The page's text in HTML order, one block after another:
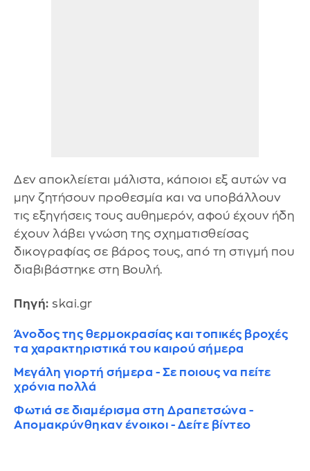
Δεν αποκλείεται μάλιστα, κάποιοι εξ αυτών να
μην ζητήσουν προθεσμία και να υποβάλλουν
τις εξηγήσεις τους αυθημερόν, αφού έχουν ήδη
έχουν λάβει γνώση της σχηματισθείσας
δικογραφίας σε βάρος τους, από τη στιγμή που
διαβιβάστηκε στη Βουλή.
Πηγή: skai.gr
Άνοδος της θερμοκρασίας και τοπικές βροχές
τα χαρακτηριστικά του καιρού σήμερα
Μεγάλη γιορτή σήμερα - Σε ποιους να πείτε
χρόνια πολλά
Φωτιά σε διαμέρισμα στη Δραπετσώνα -
Απομακρύνθηκαν ένοικοι - Δείτε βίντεο